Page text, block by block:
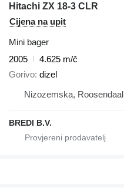
Hitachi ZX 18-3 CLR
Cijena na upit
Mini bager
2005
4.625 m/č
Gorivo dizel
Nizozemska, Roosendaal
BREDI B.V.